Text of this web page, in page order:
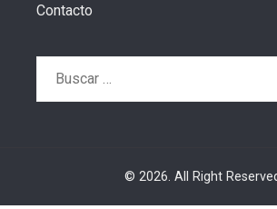
Contacto
© 2026. All Right